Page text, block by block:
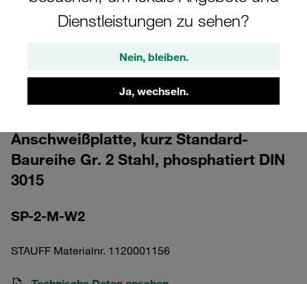
Dienstleistungen zu sehen?
Nein, bleiben.
Ja, wechseln.
CAD
um die CAD-Daten kostenlos herunterzuladen
Anschweißplatte, kurz Standard-
Baureihe Gr. 2 Stahl, phosphatiert DIN
3015
SP-2-M-W2
STAUFF Materialnr. 1120001156